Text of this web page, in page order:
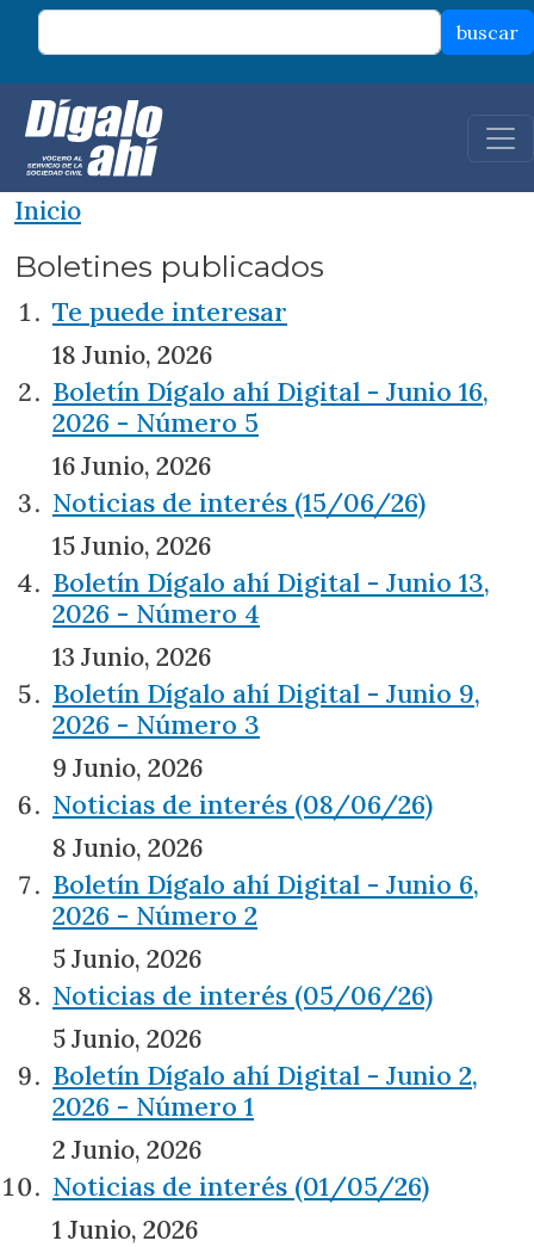
Pasar al contenido principal
buscar
Inicio
Boletines publicados
Te puede interesar
18 Junio, 2026
Boletín Dígalo ahí Digital - Junio 16,
2026 - Número 5
16 Junio, 2026
Noticias de interés (15/06/26)
15 Junio, 2026
Boletín Dígalo ahí Digital - Junio 13,
2026 - Número 4
13 Junio, 2026
Boletín Dígalo ahí Digital - Junio 9,
2026 - Número 3
9 Junio, 2026
Noticias de interés (08/06/26)
8 Junio, 2026
Boletín Dígalo ahí Digital - Junio 6,
2026 - Número 2
5 Junio, 2026
Noticias de interés (05/06/26)
5 Junio, 2026
Boletín Dígalo ahí Digital - Junio 2,
2026 - Número 1
2 Junio, 2026
Noticias de interés (01/05/26)
1 Junio, 2026